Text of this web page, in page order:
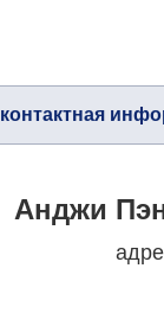
контактная
Анджи